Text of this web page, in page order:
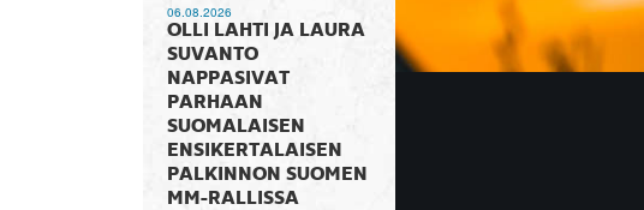
06.08.2026
OLLI LAHTI JA LAURA
SUVANTO
NAPPASIVAT
PARHAAN
SUOMALAISEN
ENSIKERTALAISEN
PALKINNON SUOMEN
MM-RALLISSA